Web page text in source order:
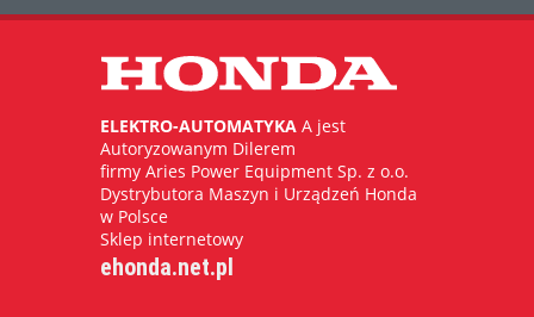
ELEKTRO-AUTOMATYKA A jest
Autoryzowanym Dilerem
firmy Aries Power Equipment Sp. z o.o.
Dystrybutora Maszyn i Urządzeń Honda
w Polsce
Sklep internetowy
ehonda.net.pl